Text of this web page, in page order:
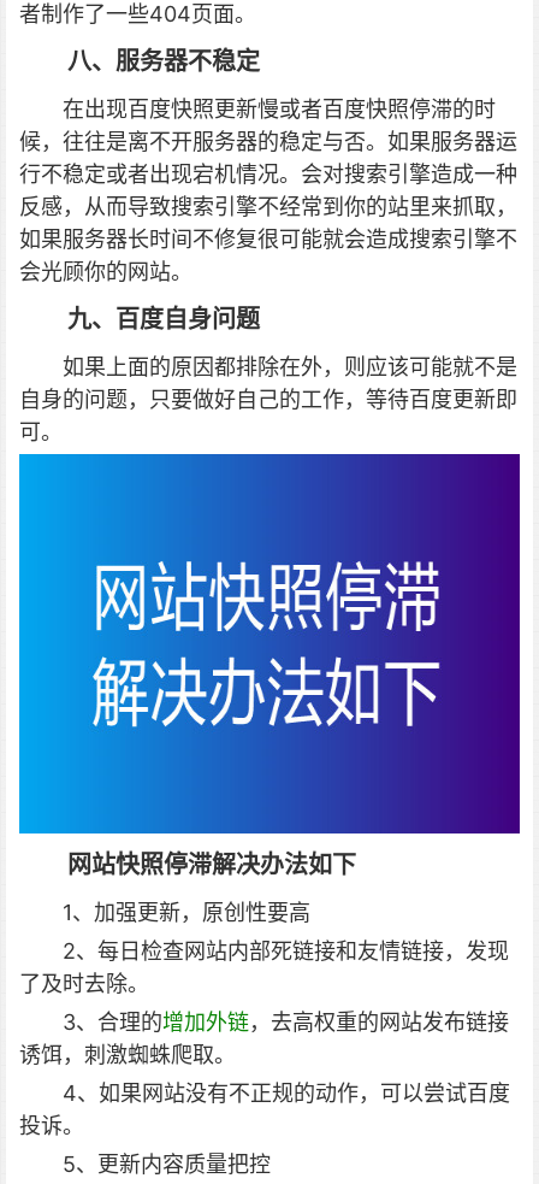
者制作了一些404页面。
八、服务器不稳定
在出现百度快照更新慢或者百度快照停滞的时
候，往往是离不开服务器的稳定与否。如果服务器运
行不稳定或者出现宕机情况。会对搜索引擎造成一种
反感，从而导致搜索引擎不经常到你的站里来抓取，
如果服务器长时间不修复很可能就会造成搜索引擎不
会光顾你的网站。
九、百度自身问题
如果上面的原因都排除在外，则应该可能就不是
自身的问题，只要做好自己的工作，等待百度更新即
可。
网站快照停滞解决办法如下
1、加强更新，原创性要高
2、每日检查网站内部死链接和友情链接，发现
了及时去除。
3、合理的增加外链，去高权重的网站发布链接
诱饵，刺激蜘蛛爬取。
4、如果网站没有不正规的动作，可以尝试百度
投诉。
5、更新内容质量把控